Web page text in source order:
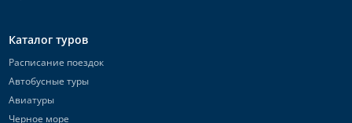
Каталог туров
Расписание поездок
Автобусные туры
Авиатуры
Черное море